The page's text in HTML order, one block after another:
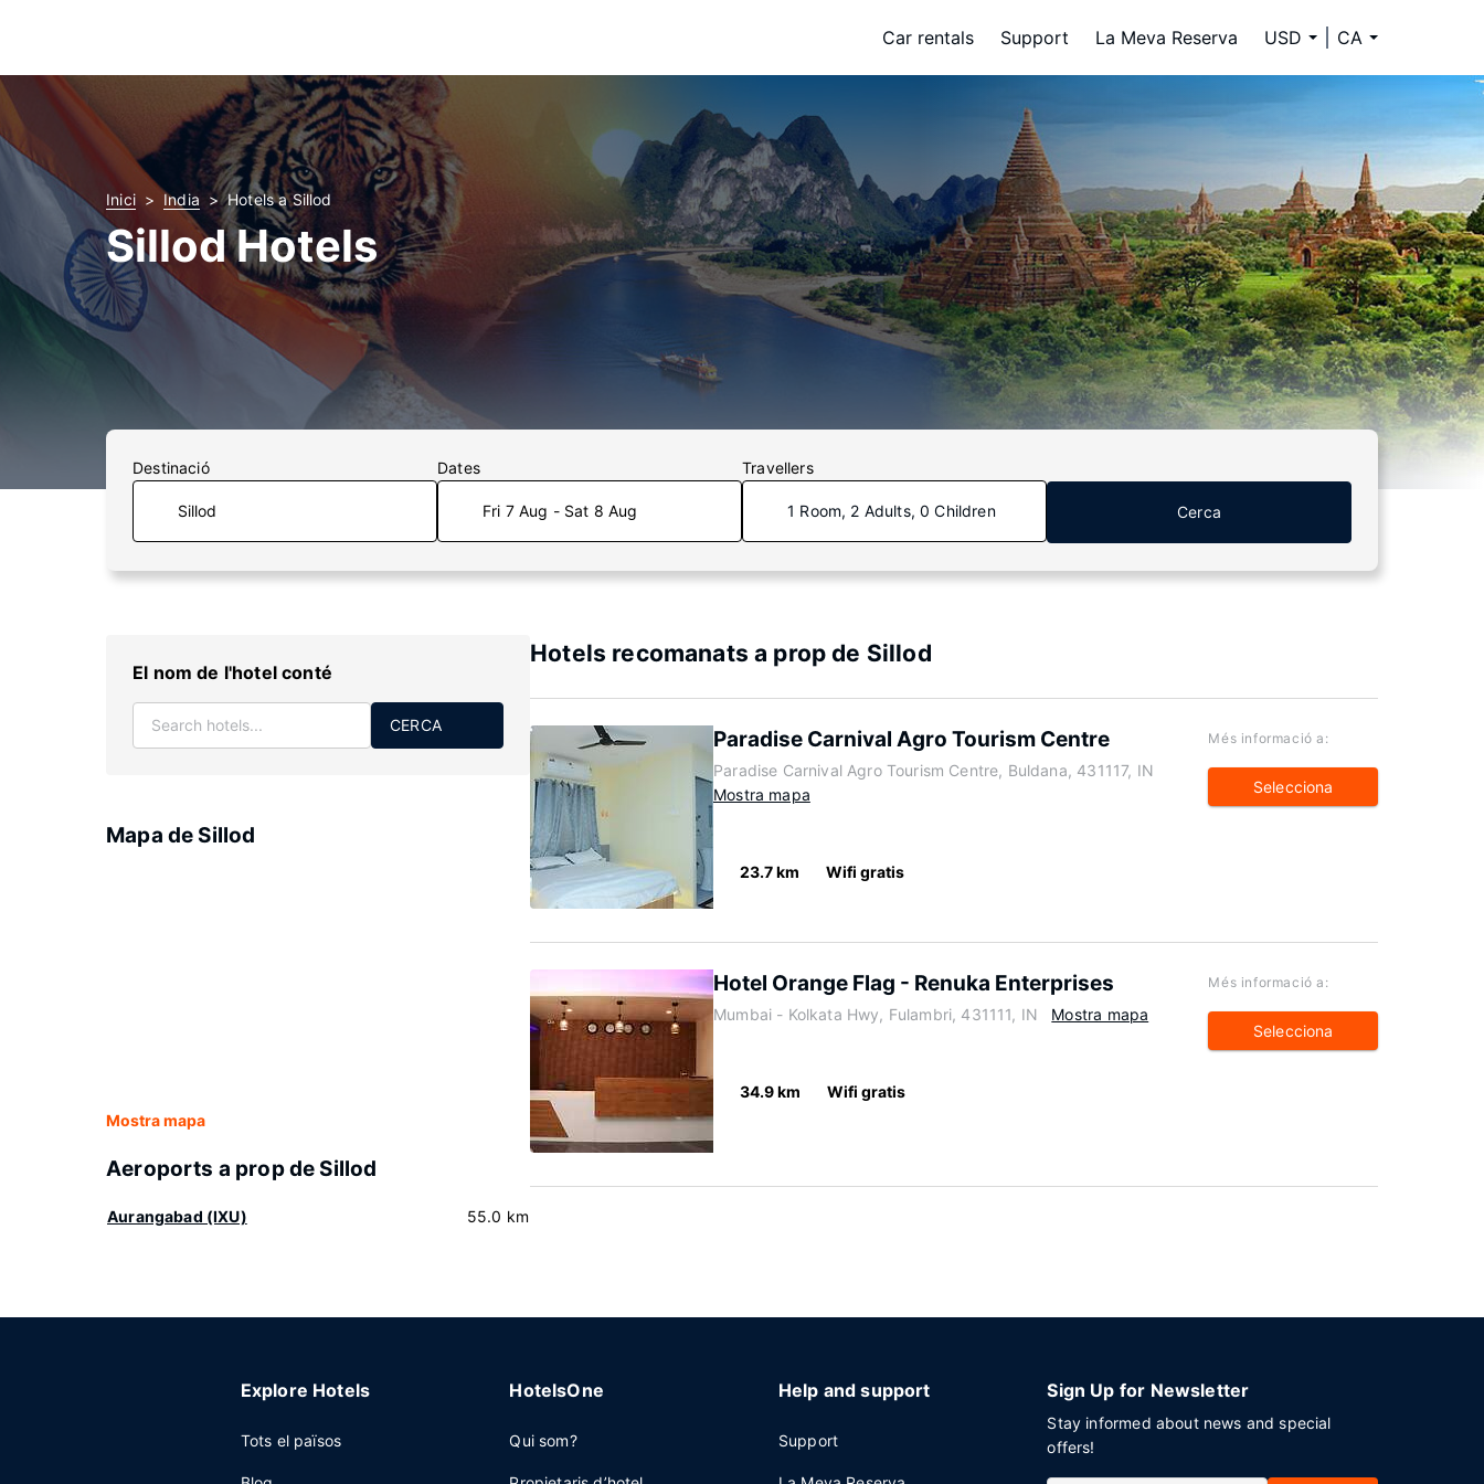
Car rentals Support La Meva Reserva USD CA
Inici India Hotels a Sillod
Sillod Hotels
Destinació Dates
Fri 7 Aug - Sat 8 Aug
Travellers
1 Room, 2 Adults, 0 Children Cerca
El nom de l'hotel conté
CERCA
Mapa de Sillod
Mostra mapa
Aeroports a prop de Sillod
Aurangabad (IXU) 55.0 km
Hotels recomanats a prop de Sillod
Paradise Carnival Agro Tourism Centre
Paradise Carnival Agro Tourism Centre, Buldana, 431117, IN
Mostra mapa
23.7 km Wifi gratis
Més informació a:
Selecciona
Hotel Orange Flag - Renuka Enterprises
Mumbai - Kolkata Hwy, Fulambri, 431111, IN Mostra mapa
34.9 km Wifi gratis
Més informació a:
Selecciona
Explore Hotels
Tots el països
HotelsOne
Qui som?
Help and support
Support
Sign Up for Newsletter
Stay informed about news and special
offers!